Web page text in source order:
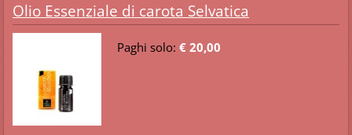
Olio Essenziale di carota Selvatica
Paghi solo: € 20,00